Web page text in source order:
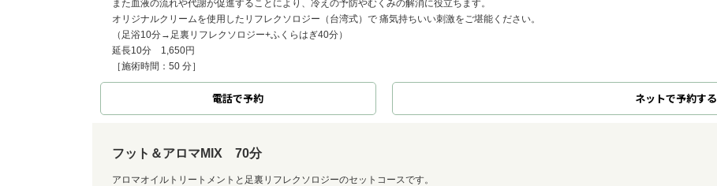
また血液の流れや代謝が促進することにより、冷えの予防やむくみの解消に役立ちます。
オリジナルクリームを使用したリフレクソロジー（台湾式）で 痛気持ちいい刺激をご堪能ください。
（足浴10分→足裏リフレクソロジー+ふくらはぎ40分）
延長10分 1,650円
［施術時間：50 分］
電話で予約 ネットで予約する
フット＆アロマMIX 70分
アロマオイルトリートメントと足裏リフレクソロジーのセットコースです。